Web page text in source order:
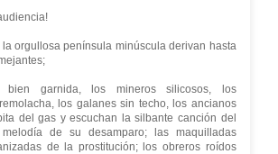
la orgullosa península minúscula derivan hasta
garnida, los mineros silicosos, los
los galanes sin techo, los ancianos
del gas y escuchan la silbante canción del
de su desamparo; las maquilladas
de la prostitución; los obreros roídos